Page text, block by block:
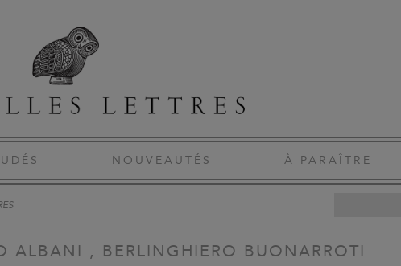
NOUVEAUTÉS À PARAÎTRE
ALBANI , BERLINGHIERO BUONARROTI